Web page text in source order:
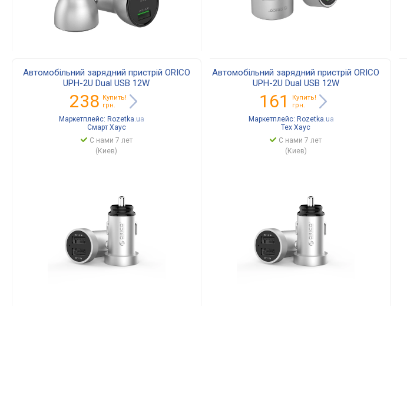
Автомобільний зарядний пристрій ORICO
UPH-2U Dual USB 12W
238 Купить!
грн.
Маркетплейс:Rozetka.ua
Смарт Хаус
С нами 7 лет
(Киев)
Автомобільний зарядний пристрій ORICO
UPH-2U Dual USB 12W
161
Купить!
грн.
Маркетплейс: Rozetka.ua
Тех Хаус
С нами 7 лет
(Киев)